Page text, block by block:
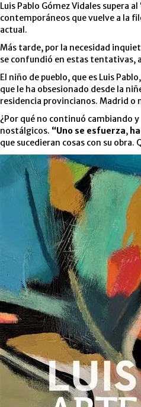
Luis Pablo Gómez Vidales supera
contemporáneos que vuelve a la
actual.
Más tarde, por la necesidad
se confundió en estas tentativas,
El niño de pueblo, que es Luis
que le ha obsesionado desde la
residencia provincianos. Madrid o
¿Por qué no continuó cambiando
nostálgicos. “Uno se esfuerza,
que sucedieran cosas con su